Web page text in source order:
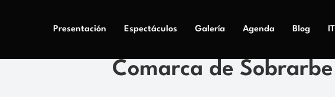
Presentación Espectáculos Galería Agenda Blog IT
Comarca de Sobrarbe